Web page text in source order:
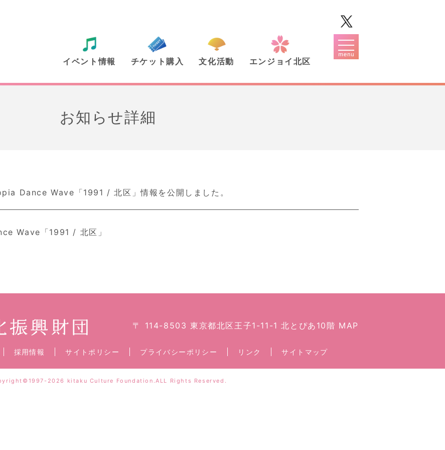
イベント情報 チケット購入 文化活動 エンジョイ北区
お知らせ詳細
Dance Wave「1991 / 北区」情報を公開しました。
Wave「1991 / 北区」
〒 114-8503 東京都北区王子1-11-1 北とぴあ10階 MAP
採用情報 サイトポリシー プライバシーポリシー リンク サイトマップ
2026 kitaku Culture Foundation.ALL Rights Reserved.